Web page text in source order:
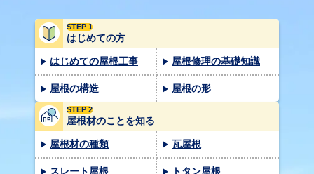
STEP 1
はじめての方
はじめての屋根工事 屋根修理の基礎知識
屋根の構造 屋根の形
STEP 2
屋根材のことを知る
屋根材の種類 瓦屋根
スレート屋根 トタン屋根